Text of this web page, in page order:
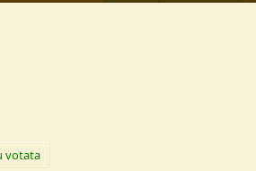
votata